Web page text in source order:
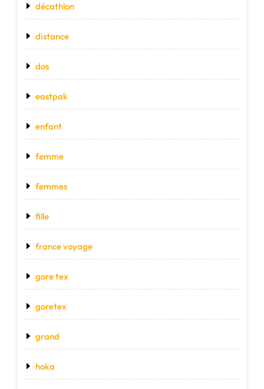
décathlon
distance
dos
eastpak
enfant
femme
femmes
fille
france voyage
gore tex
goretex
grand
hoka